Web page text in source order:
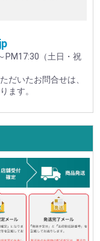
（土日・祝
だいたお問合せは、
ます。